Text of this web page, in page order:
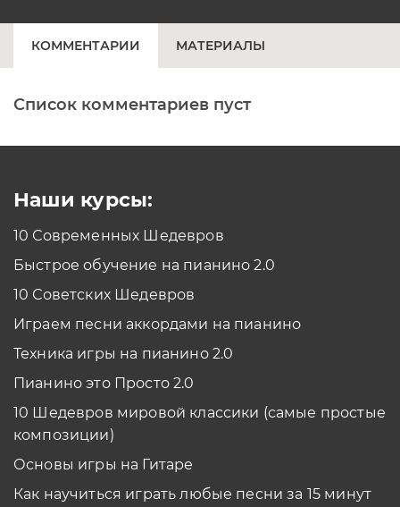
Печатная клавиатура
Как проходить задания в тренажерах с
помощью Планшета/телефона?
КОММЕНТАРИИ МАТЕРИАЛЫ
Список комментариев пуст
Наши курсы:
10 Современных Шедевров
Быстрое обучение на пианино 2.0
10 Советских Шедевров
Играем песни аккордами на пианино
Техника игры на пианино 2.0
Пианино это Просто 2.0
10 Шедевров мировой классики (самые простые
композиции)
Основы игры на Гитаре
Как научиться играть любые песни за 15 минут